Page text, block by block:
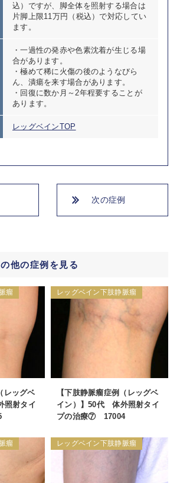
込）ですが、脚全体を照射する場合は
片脚上限11万円（税込）で対応してい
ます。
・一過性の発赤や色素沈着が生じる場
合があります。
・極めて稀に火傷の後のようなびら
ん、潰瘍を来す場合があります。
・回復に数か月～2年程要することが
あります。
レッグベインTOP
次の症例
他の症例を見る
瘤
レッグベ
照射タイ
レッグベイン下肢静脈瘤
【下肢静脈瘤症例（レッグベ
イン）】50代 体外照射タイ
プの治療⑦ 17004
瘤 レッグベイン下肢静脈瘤